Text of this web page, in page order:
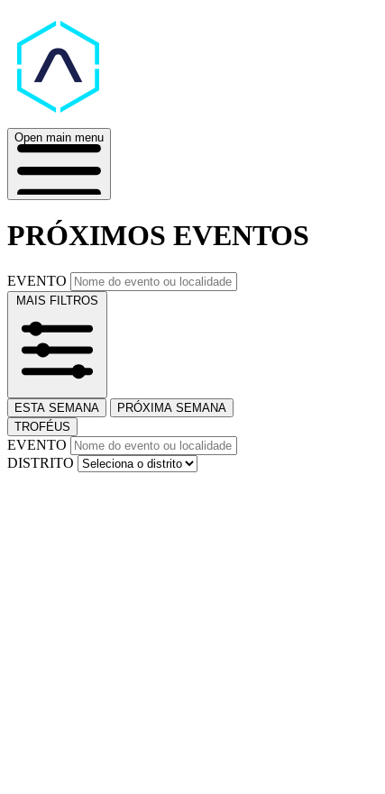
Open main menu
PRÓXIMOS EVENTOS
EVENTO
MAIS FILTROS
ESTA SEMANA
PRÓXIMA SEMANA
TROFÉUS
EVENTO
DISTRITO